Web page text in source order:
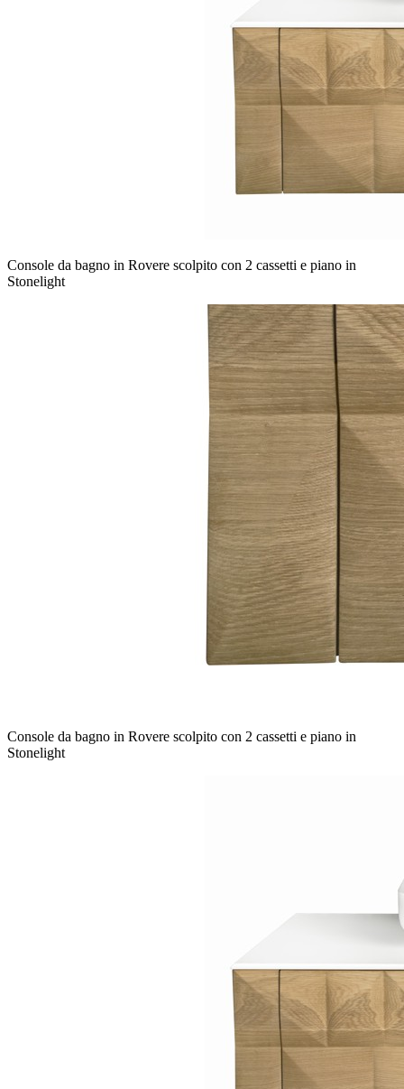
Console da bagno in Rovere scolpito con 2 cassetti e piano in
Stonelight
Console da bagno in Rovere scolpito con 2 cassetti e piano in
Stonelight